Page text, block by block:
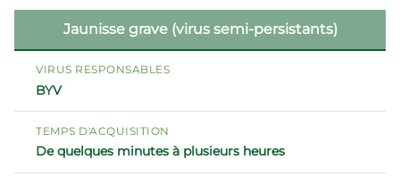
Jaunisse grave (virus semi-persistants)
BYV
De quelques minutes à plusieurs heures